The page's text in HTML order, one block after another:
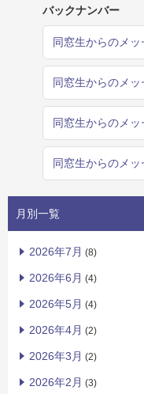
バックナンバー
同窓生からのメッ
同窓生からのメッ
同窓生からのメッ
同窓生からのメッ
月別一覧
2026年7月 (8)
2026年6月 (4)
2026年5月 (4)
2026年4月 (2)
2026年3月 (2)
2026年2月 (3)